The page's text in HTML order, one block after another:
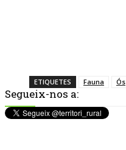
ETIQUETES Fauna Ós
Segueix-nos a: